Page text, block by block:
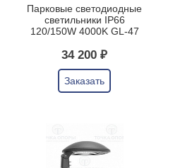
Парковые светодиодные
светильники IP66
120/150W 4000K GL-47
34 200 ₽
Заказать